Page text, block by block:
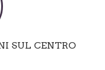
SUL CENTRO